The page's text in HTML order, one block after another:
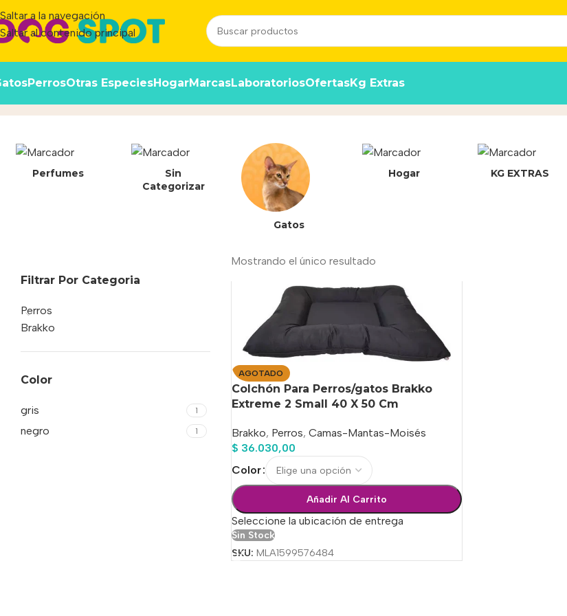
Saltar a la navegación
Saltar al contenido principal
PerrosOtras EspeciesHogarMarcasLaboratoriosOfertasKg Extras
Perfumes
Sin
Categorizar
Gatos
Hogar KG EXTRAS
Filtrar Por Categoria
Perros
Brakko
Color
gris 1
negro 1
Mostrando el único resultado
AGOTADO
Colchón Para Perros/gatos Brakko
Extreme 2 Small 40 X 50 Cm
Brakko, Perros, Camas-Mantas-Moisés
$ 36.030,00
Color
Añadir Al Carrito
Seleccione la ubicación de entrega
Sin Stock
SKU: MLA1599576484